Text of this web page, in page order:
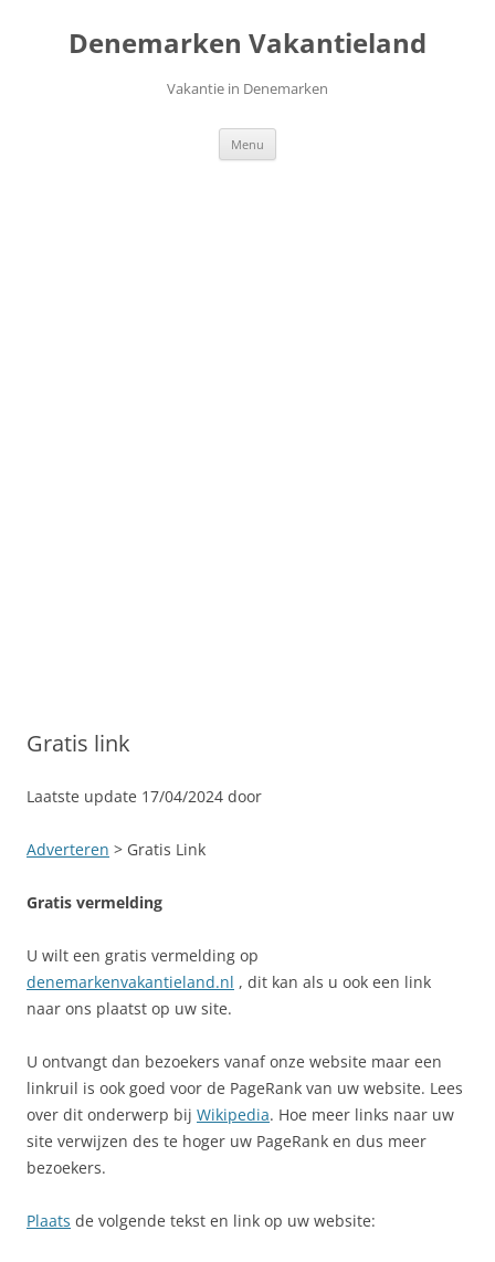
inhoudDenemarken Vakantieland
Vakantie in Denemarken
Menu
Gratis link
Laatste update 17/04/2024 door
Adverteren > Gratis Link
Gratis vermelding
U wilt een gratis vermelding op
denemarkenvakantieland.nl , dit kan als u ook een link
naar ons plaatst op uw site.
U ontvangt dan bezoekers vanaf onze website maar een
linkruil is ook goed voor de PageRank van uw website. Lees
over dit onderwerp bij Wikipedia. Hoe meer links naar uw
site verwijzen des te hoger uw PageRank en dus meer
bezoekers.
Plaats de volgende tekst en link op uw website: